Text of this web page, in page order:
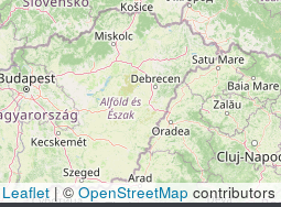
Leaflet | © OpenStreetMap contributors